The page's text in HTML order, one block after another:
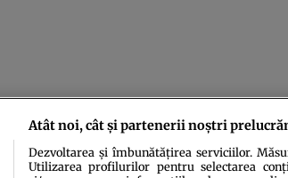
Atât noi, cât și partenerii noștri
Dezvoltarea și îmbunătățirea serviciilor.
Utilizarea profilurilor pentru selectarea